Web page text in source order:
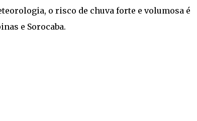
o risco de chuva forte e volumosa é
e Sorocaba.